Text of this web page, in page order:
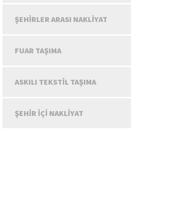
ŞEHIRLER ARASI NAKLIYAT
FUAR TAŞIMA
ASKILI TEKSTIL TAŞIMA
ŞEHIR IÇI NAKLIYAT